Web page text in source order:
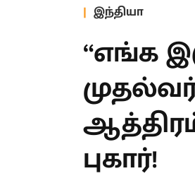
இந்தியா
“எங்க
புகார்!